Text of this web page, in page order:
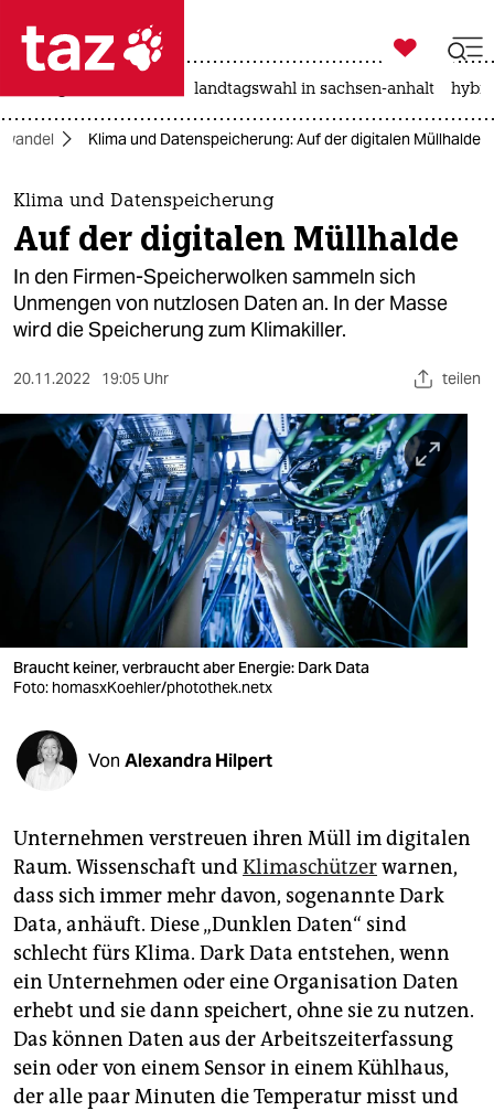
 taz zahl ich
taz zahl ich
themen
politik
öko
gesellschaft
sport
berlin
wahrheit
verlag
verlag
veranstaltungen
shop
unterstützen
abo
genossenschaft
epaper login

taz zahl ich
landtagswahl in sachsen-anhalt
Klima und Datenspeicherung: Auf der digitalen Müllhalde
Klima und Datenspeicherung
Auf der digitalen Müllhalde
In den Firmen-Speicherwolken sammeln sich
Unmengen von nutzlosen Daten an. In der Masse
wird die Speicherung zum Klimakiller.
20.11.2022 19:05 Uhr teilen
Braucht keiner, verbraucht aber Energie: Dark Data
Foto: homasxKoehler/photothek.netx
Von Alexandra Hilpert
Unternehmen verstreuen ihren Müll im digitalen
Raum. Wissenschaft undKlimaschützerwarnen,
dass sich immer mehr davon, sogenannte Dark
Data, anhäuft. Diese „Dunklen Daten“ sind
schlecht fürs Klima. Dark Data entstehen, wenn
ein Unternehmen oder eine Organisation Daten
erhebt und sie dann speichert, ohne sie zu nutzen.
Das können Daten aus der Arbeitszeiterfassung
sein oder von einem Sensor in einem Kühlhaus,
der alle paar Minuten die Temperatur misst und